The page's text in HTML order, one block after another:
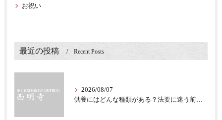
お祝い
最近の投稿 Recent Posts
2026/08/07
供養にはどんな種類がある？法要に迷う前に知る意味